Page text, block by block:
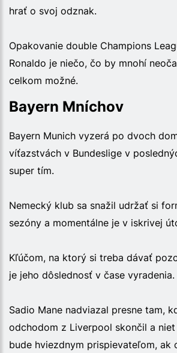
hrať o svoj odznak.
Opakovanie double Champions
Ronaldo je niečo, čo by mnohí
celkom možné.
Bayern Mníchov
Bayern Munich vyzerá po dvoch
víťazstvách v Bundeslige v
super tím.
Nemecký klub sa snažil udržať si
sezóny a momentálne je v iskrivej
Kľúčom, na ktorý si treba dávať
je jeho dôslednosť v čase vyradenia.
Sadio Mane nadviazal presne tam,
odchodom z Liverpool skončil a
bude hviezdnym prispievateľom, ak